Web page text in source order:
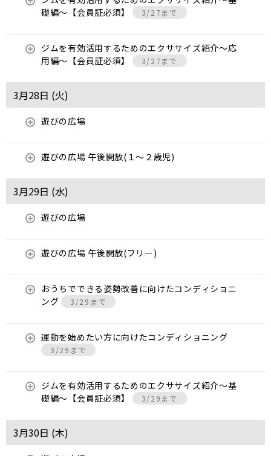
礎編〜【会員証必須】
3/27まで
ジムを有効活用するためのエクササイズ紹介〜応
用編〜【会員証必須】
3/27まで
3月28日 (火)
遊びの広場
遊びの広場 午後開放(１～２歳児)
3月29日 (水)
遊びの広場
遊びの広場 午後開放(フリー)
おうちでできる姿勢改善に向けたコンディショニ
ング
3/29まで
運動を始めたい方に向けたコンディショニング
3/29まで
ジムを有効活用するためのエクササイズ紹介〜基
礎編〜【会員証必須】
3/29まで
3月30日 (木)